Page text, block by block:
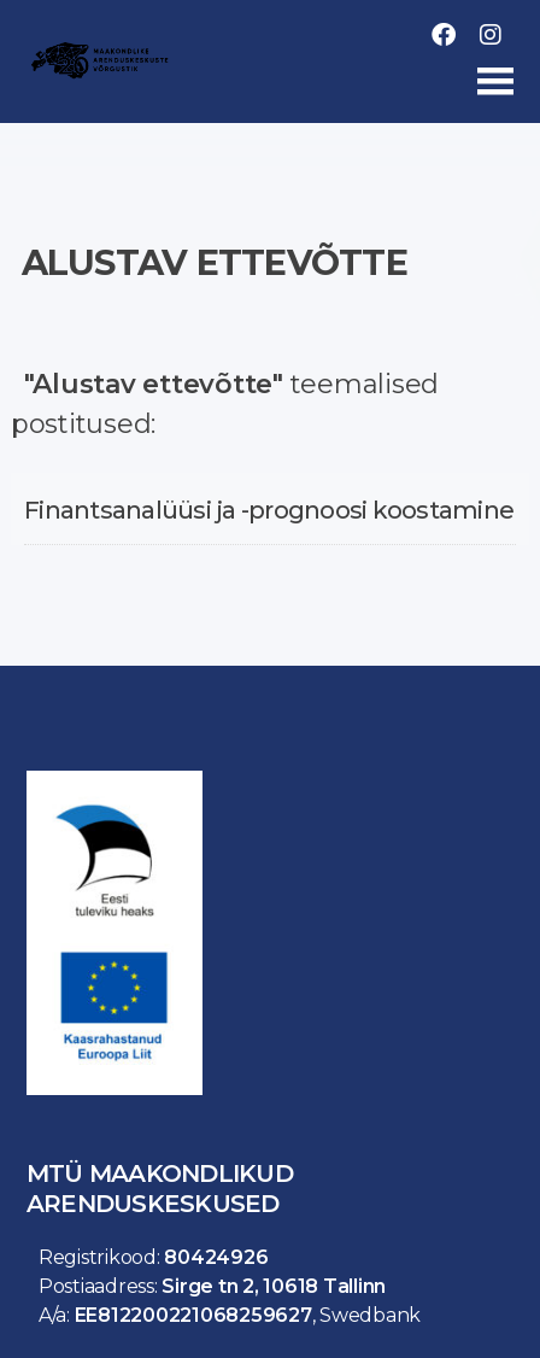
content
ALUSTAV ETTEVÕTTE
"Alustav ettevõtte" teemalised
postitused:
Finantsanalüüsi ja -prognoosi koostamine
MTÜ MAAKONDLIKUD
ARENDUSKESKUSED
Registrikood: 80424926
Postiaadress: Sirge tn 2, 10618 Tallinn
A/a: EE812200221068259627, Swedbank